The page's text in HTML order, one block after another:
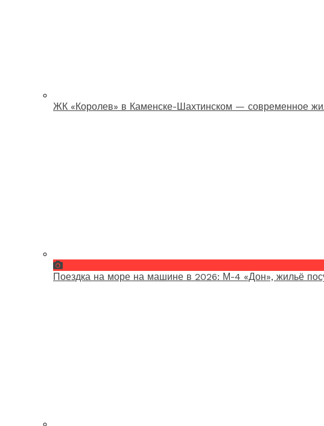
ЖК «Королев» в Каменске-Шахтинском — современное
Поездка на море на машине в 2026: М-4 «Дон», жильё